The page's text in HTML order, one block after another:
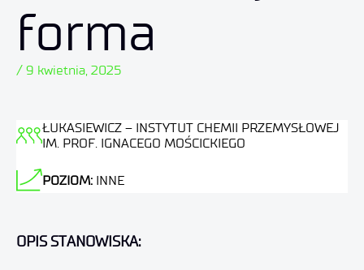
forma
/ 9 kwietnia, 2025
ŁUKASIEWICZ – INSTYTUT CHEMII PRZEMYSŁOWEJ
IM. PROF. IGNACEGO MOŚCICKIEGO
POZIOM: INNE
OPIS STANOWISKA: